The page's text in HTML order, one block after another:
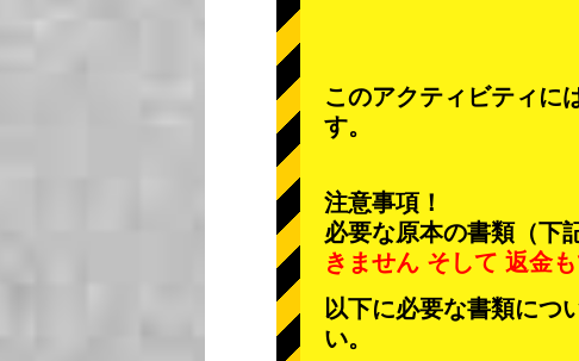
このアクティビティに
す。
注意事項！
必要な原本の書類（下
きません そして 返金
以下に必要な書類につ
い。